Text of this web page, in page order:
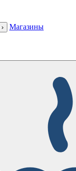
›
Магазины